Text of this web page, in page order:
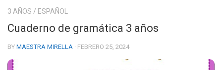
3 AÑOS / ESPAÑOL
Cuaderno de gramática 3 años
BY MAESTRA MIRELLA · FEBRERO 25, 2024